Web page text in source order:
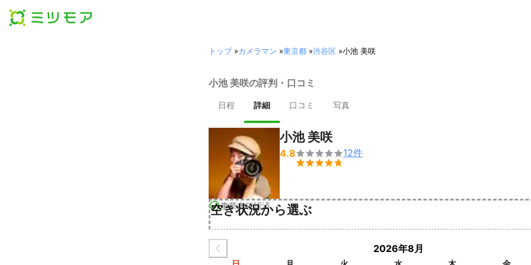
トップ»カメラマン »東京都 »渋谷区 »小池 美咲
小池 美咲の評判・口コミ
日程 詳細 口コミ 写真
事業者確認済
小池 美咲
4.8

12件
空き状況から選ぶ
2026年8月